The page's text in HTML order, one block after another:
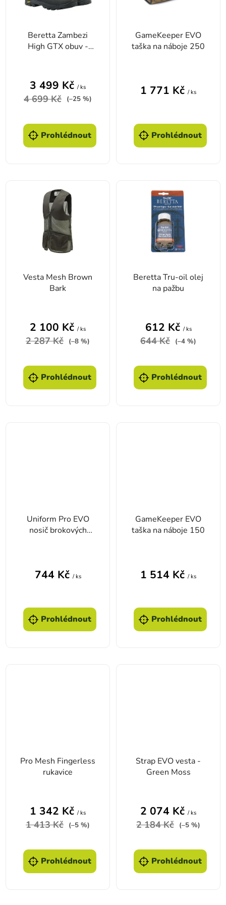
Beretta Zambezi
High GTX obuv -
3 499 Kč / ks
4 699 Kč (–25 %)
Prohlédnout
GameKeeper EVO
taška na náboje 250
1 771 Kč / ks
Prohlédnout
Vesta Mesh Brown
Bark
2 100 Kč / ks
2 287 Kč (–8 %)
Prohlédnout
Beretta Tru-oil olej
na pažbu
612 Kč / ks
644 Kč (–4 %)
Prohlédnout
Uniform Pro EVO
nosič brokových
744 Kč / ks
Prohlédnout
GameKeeper EVO
taška na náboje 150
1 514 Kč / ks
Prohlédnout
Pro Mesh Fingerless
rukavice
1 342 Kč / ks
1 413 Kč (–5 %)
Prohlédnout
Strap EVO vesta -
Green Moss
2 074 Kč / ks
2 184 Kč (–5 %)
Prohlédnout